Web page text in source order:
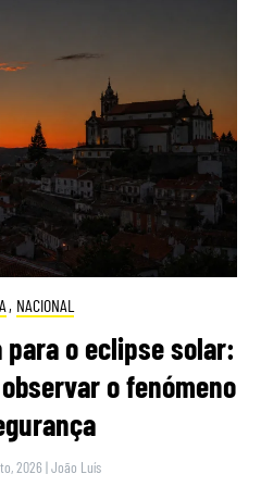
, NACIONAL
para o eclipse solar:
o fenómeno
2026 |João Luís